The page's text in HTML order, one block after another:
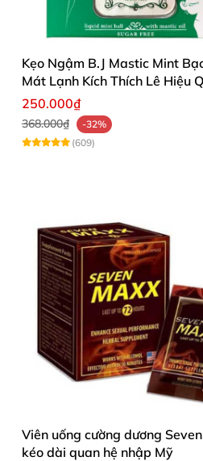
kích ứng khi sử dụng tạo
Kẹo Ngậm B.J Mastic Mint
Mát Lạnh Kích Thích Lê Hiệu
250.000₫
368.000₫
-32%
(609)
Viên uống cường dương
kéo dài quan hệ nhập Mỹ